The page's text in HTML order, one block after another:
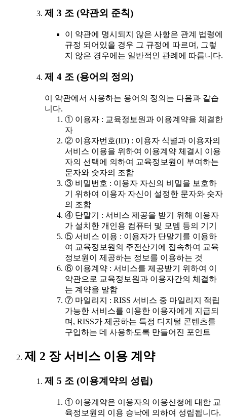
제 3 조 (약관외 준칙)
이 약관에 명시되지 않은 사항은 관계 법령에
규정 되어있을 경우 그 규정에 따르며, 그렇
지 않은 경우에는 일반적인 관례에 따릅니다.
제 4 조 (용어의 정의)
이 약관에서 사용하는 용어의 정의는 다음과 같습
니다.
① 이용자 : 교육정보원과 이용계약을 체결한
자
② 이용자번호(ID) : 이용자 식별과 이용자의
서비스 이용을 위하여 이용계약 체결시 이용
자의 선택에 의하여 교육정보원이 부여하는
문자와 숫자의 조합
③ 비밀번호 : 이용자 자신의 비밀을 보호하
기 위하여 이용자 자신이 설정한 문자와 숫자
의 조합
④ 단말기 : 서비스 제공을 받기 위해 이용자
가 설치한 개인용 컴퓨터 및 모뎀 등의 기기
⑤ 서비스 이용 : 이용자가 단말기를 이용하
여 교육정보원의 주전산기에 접속하여 교육
정보원이 제공하는 정보를 이용하는 것
⑥ 이용계약 : 서비스를 제공받기 위하여 이
약관으로 교육정보원과 이용자간의 체결하
는 계약을 말함
⑦ 마일리지 : RISS 서비스 중 마일리지 적립
가능한 서비스를 이용한 이용자에게 지급되
며, RISS가 제공하는 특정 디지털 콘텐츠를
구입하는 데 사용하도록 만들어진 포인트
제 2 장 서비스 이용 계약
제 5 조 (이용계약의 성립)
① 이용계약은 이용자의 이용신청에 대한 교
육정보원의 이용 승낙에 의하여 성립됩니다.